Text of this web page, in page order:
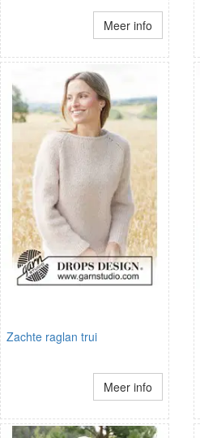
Meer info
Zachte raglan trui
Meer info